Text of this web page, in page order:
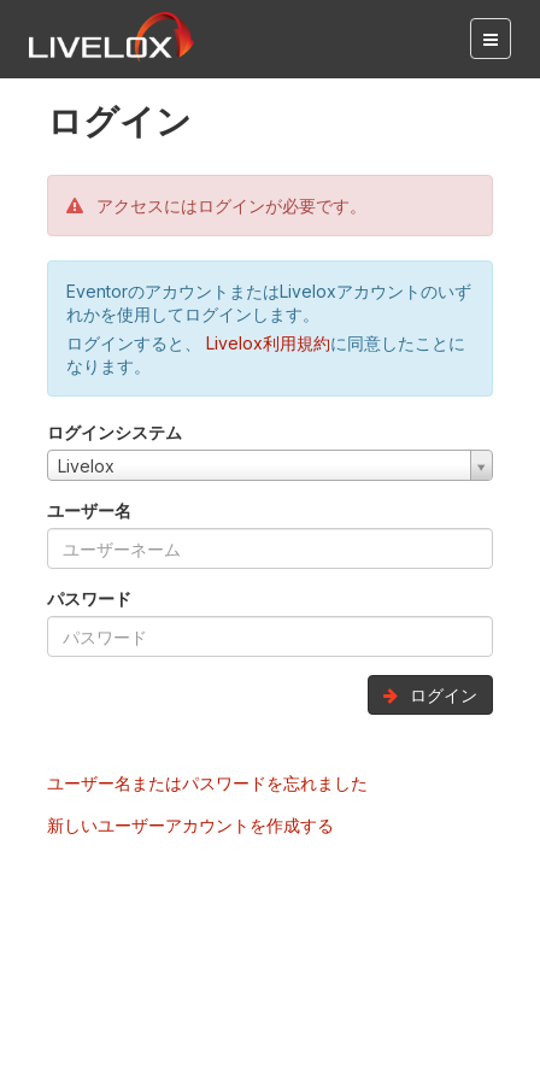
ログイン
アクセスにはログインが必要です。
EventorのアカウントまたはLiveloxアカウントのいず
れかを使用してログインします。
ログインすると、
Livelox利用規約に同意したことに
なります。
ログインシステム
Livelox
ユーザー名
パスワード
ログイン
ユーザー名またはパスワードを忘れました
新しいユーザーアカウントを作成する